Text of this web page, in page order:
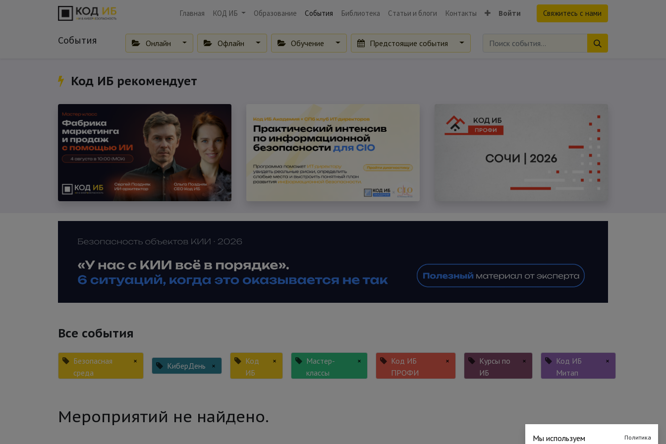
Главная КОД ИБ Образование События Библиотека Статьи и блоги Контакты Войти Свяжитесь с нами
События Онлайн Офлайн Обучение Предстоящие события
Код ИБ рекомендует
Все события
Безопасная
среда
× КиберДень ×
Код
ИБ
×
Мастер-
классы
×
Код ИБ
ПРОФИ
×
Курсы по
ИБ
×
Код ИБ
Митап
×
Мероприятий не найдено.
Мы используем
Политика